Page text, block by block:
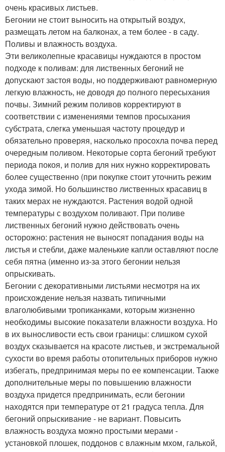
очень красивых листьев.
Бегонии не стоит выносить на открытый воздух,
размещать летом на балконах, а тем более - в саду.
Поливы и влажность воздуха.
Эти великолепные красавицы нуждаются в простом
подходе к поливам: для лиственных бегоний не
допускают застоя воды, но поддерживают равномерную
легкую влажность, не доводя до полного пересыхания
почвы. Зимний режим поливов корректируют в
соответствии с изменениями темпов просыхания
субстрата, слегка уменьшая частоту процедур и
обязательно проверяя, насколько просохла почва перед
очередным поливом. Некоторые сорта бегоний требуют
периода покоя, и полив для них нужно корректировать
более существенно (при покупке стоит уточнить режим
ухода зимой. Но большинство лиственных красавиц в
таких мерах не нуждаются. Растения водой одной
температуры с воздухом поливают. При поливе
лиственных бегоний нужно действовать очень
осторожно: растения не выносят попадания воды на
листья и стебли, даже маленькие капли оставляют после
себя пятна (именно из-за этого бегонии нельзя
опрыскивать.
Бегонии с декоративными листьями несмотря на их
происхождение нельзя назвать типичными
влаголюбивыми тропиканками, которым жизненно
необходимы высокие показатели влажности воздуха. Но
в их выносливости есть свои границы: слишком сухой
воздух сказывается на красоте листьев, и экстремальной
сухости во время работы отопительных приборов нужно
избегать, предпринимая меры по ее компенсации. Также
дополнительные меры по повышению влажности
воздуха придется предпринимать, если бегонии
находятся при температуре от 21 градуса тепла. Для
бегоний опрыскивание - не вариант. Повысить
влажность воздуха можно простыми мерами -
установкой плошек, поддонов с влажным мхом, галькой,